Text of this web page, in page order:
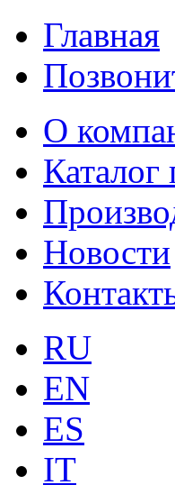
Главная
О
Новости
RU
EN
ES
IT